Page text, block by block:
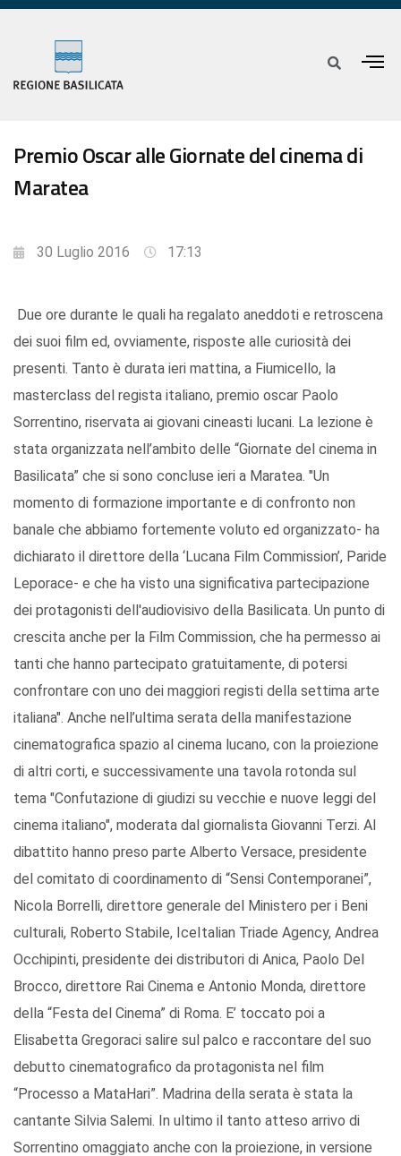
Premio Oscar alle Giornate del cinema di
Maratea
30 Luglio 2016 17:13
Due ore durante le quali ha regalato aneddoti e retroscena
dei suoi film ed, ovviamente, risposte alle curiosità dei
presenti. Tanto è durata ieri mattina, a Fiumicello, la
masterclass del regista italiano, premio oscar Paolo
Sorrentino, riservata ai giovani cineasti lucani. La lezione è
stata organizzata nell’ambito delle “Giornate del cinema in
Basilicata” che si sono concluse ieri a Maratea. "Un
momento di formazione importante e di confronto non
banale che abbiamo fortemente voluto ed organizzato- ha
dichiarato il direttore della ‘Lucana Film Commission’, Paride
Leporace- e che ha visto una significativa partecipazione
dei protagonisti dell'audiovisivo della Basilicata. Un punto di
crescita anche per la Film Commission, che ha permesso ai
tanti che hanno partecipato gratuitamente, di potersi
confrontare con uno dei maggiori registi della settima arte
italiana". Anche nell’ultima serata della manifestazione
cinematografica spazio al cinema lucano, con la proiezione
di altri corti, e successivamente una tavola rotonda sul
tema "Confutazione di giudizi su vecchie e nuove leggi del
cinema italiano", moderata dal giornalista Giovanni Terzi. Al
dibattito hanno preso parte Alberto Versace, presidente
del comitato di coordinamento di “Sensi Contemporanei”,
Nicola Borrelli, direttore generale del Ministero per i Beni
culturali, Roberto Stabile, IceItalian Triade Agency, Andrea
Occhipinti, presidente dei distributori di Anica, Paolo Del
Brocco, direttore Rai Cinema e Antonio Monda, direttore
della “Festa del Cinema” di Roma. E’ toccato poi a
Elisabetta Gregoraci salire sul palco e raccontare del suo
debutto cinematografico da protagonista nel film
“Processo a MataHari”. Madrina della serata è stata la
cantante Silvia Salemi. In ultimo il tanto atteso arrivo di
Sorrentino omaggiato anche con la proiezione, in versione